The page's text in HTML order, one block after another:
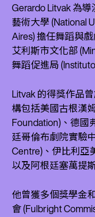
Gerardo Litvak 為
藝術大學 (National
Aires) 擔任舞蹈與
艾利斯市文化部
舞蹈促進局
Litvak 的得獎作品
構包括美國古根漢
Foundation)、德國
廷哥倫布劇院實驗
Centre)、伊比利亞
以及阿根廷塞萬提
他曾獲多個獎學金
會 (Fulbright